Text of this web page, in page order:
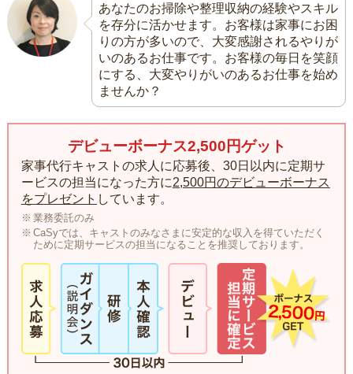
あなたのお掃除や整理収納の経験やスキル
を存分に活かせます。お客様は家事にお困
りの方が多いので、大変感謝されるやりが
いのあるお仕事です。お客様の毎日を笑顔
にする、大変やりがいのあるお仕事を始め
ませんか？
デビューボーナス2,500円ゲット
家事代行キャストの求人に応募後、30日以内に定期サ
ービスの担当になった方に2,500円のデビューボーナス
をプレゼント しています。
業務委託のみ
CaSyでは、キャストのみなさまに安定的な収入を得ていただく
ために定期サービスの担当になることを推奨しております。